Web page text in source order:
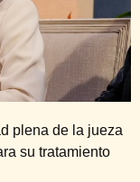
plena de la jueza
su tratamiento